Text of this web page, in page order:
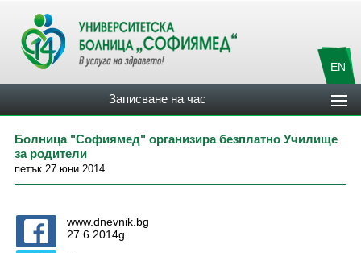
EN
Записване на час
Болница "Софиямед" организира безплатно Училище
за родители
петък 27 юни 2014
www.dnevnik.bg
27.6.2014g.